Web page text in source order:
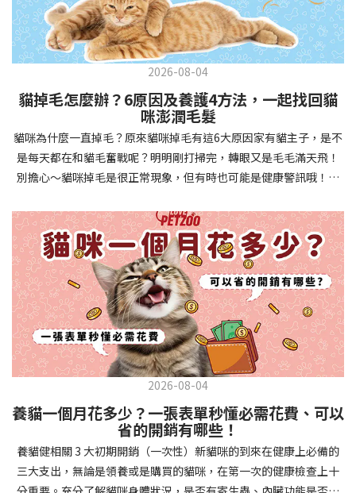
基礎 幼犬訓練的第一步不是教指令，而是建立信任。剛到新家的幼
犬可能感到緊張不安，給予適當空間適應環境很重要。用溫柔的聲
音交談，提供安全舒適的窩，維持規律的餵食和如廁時間，讓幼犬
感到安心。輕輕撫摸、溫柔擁抱，每天安排固定玩耍時間，這些都
任你後，可開始教導基本指令。從簡單的「坐下」開始，再逐步學
習「趴下」、「等待」和「過來」。每次訓練保持在5-10分鐘內，
避免幼犬注意力分散。使用清晰一致的口令和手勢，成功時立即給
予獎勵和讚美。記住，重複是學習的關鍵，每天多次短時間練習效
果最佳。調整日常行為除了基本指令，幼犬還需學習生活禮儀。如
時立即獎勵。另外要處理的常見問題包括咬人、啃咬家具和亂叫。
每當出現不當行為，給予適當替代品（如咬玩具代替咬手），並在
幼犬選擇正確行為時獎勵，這比責罵更有效。社交化訓練 兩個月大
的幼犬正處於社會化黃金期，這階段的經驗將深刻影響未來性格。
安排幼犬接觸不同人類（包括兒童、戴眼鏡的人、使用拐杖的人
等）、各種動物、交通工具和環境聲音。起初保持在安全、受控的
情境中，逐漸增加複雜度。每次正面社交體驗後給予獎勵，建立幼
犬對新事物的積極態度。進階技巧強化 基礎訓練穩固後，可以進入
更複雜的技巧訓練。這包括遠距離控制、不同干擾下的指令遵從、
多步驟動作等。使用延遲獎勵技巧，讓幼犬學會即使沒有立即獎勵
也能保持良好行為。引入不同環境中的訓練，如公園、寵物店等，
幫助幼犬在各種情境下都能聽從指令。維持良好習慣 成功的訓練不
是一次性的，而是需要持續維護。即使幼犬已經掌握所有技能，也
要定期複習，防止行為退化。將訓練融入日常生活，如出門前的
他疾病。 5 步驟判斷貓咪拉肚子原因，要不要看醫生？當貓咪拉肚
子時，不用慌張！透過以下 5 個步驟，就能快速判斷原因，並決定
是否需要帶去獸醫院。📌 貓咪拉肚子判斷步驟1：觀察糞便的狀態：
糞便質地是關鍵！不同形態代表不同的腸胃狀況📌 貓咪拉肚子判斷
步驟2：回想最近的飲食變化：有沒有突然換飼料或罐頭？ 有沒有吃
到新零食或人類食物？ 是否誤食異物？📌 貓咪拉肚子判斷步驟3：
確認環境與生活作息：最近是否搬家、換貓砂、新成員加入？ 天氣
是否有變化？ 飼主是否長時間外出？📌 貓咪拉肚子判斷步驟4：觀
察貓咪的精神與食慾：貓咪精神好嗎？、食慾是否正常？，可先觀
下降，表示身體狀況不佳，應儘快就醫！📌 貓咪拉肚子判斷步驟5：
檢查是否需要帶去看獸醫 如果拉肚子 1~2 次但精神好、食慾正常，
可以先觀察，如果腹瀉超過 48 小時或水狀腹瀉 + 嗜睡、食慾下降、
嘔吐 應立即就醫。 透過這 5 個步驟，你可以快速判斷貓咪拉肚子的
原因與嚴重程度，確保毛孩的腸胃健康！如果不確定情況，還是建
議讓獸醫檢查，才能安心哦！🐾💖4種高風險群貓咪拉肚子要小心高
風險貓咪包含：幼貓、老貓、懷孕貓、有慢性疾病貓，這些貓咪在
身體狀況出現警訊時要特別注意，如拉肚子次數超過2次以上，就建
議直接尋求獸醫協助。2要訣判斷貓咪拉肚子要不要看醫生 高風險貓
的貓咪，如拉肚子超過2-3天，建議直接尋求獸醫師協助。並記得提
供觀察紀錄給予獸醫師進行專業判斷。貓咪拉肚子但精神很好？如
果飼主有發現貓咪拉肚子的情形，但貓咪的精神很好。有可能與飲
食方便相關，回想是否進食新的食物，或是正進行飼料更換的過
2026-08-04
貓掉毛怎麼辦？6原因及養護4方法，一起找回貓
咪澎潤毛髮
貓咪為什麼一直掉毛？原來貓咪掉毛有這6大原因家有貓主子，是不
是每天都在和貓毛奮戰呢？明明剛打掃完，轉眼又是毛毛滿天飛！
別擔心～貓咪掉毛是很正常現象，但有時也可能是健康警訊哦！以
兩全其美！貓咪掉毛原因1. 皮膚問題貓咪皮膚問題是造成掉毛的常
見兇手！皮膚發炎、感染或是長期搔癢，都會讓貓咪的毛髮失去健
康光澤並大量脫落。常見的皮膚問題包括皮膚黴菌、細菌感染、疥
癬蟲等寄生蟲，甚至是皮膚過度乾燥。如果發現貓咪皮膚有紅腫、
結痂、脫屑或異常氣味，同時伴隨掉毛，建議盡快帶牠看獸醫哦！
貓咪掉毛原因2. 過敏誰說只有人類會過敏？貓咪也會！貓咪可能對
環境中的塵蟎、花粉、清潔劑，甚至是食物中的某些成分產生過敏
反應。過敏症狀不只是打噴嚏、流眼淚，還會引起皮膚搔癢和掉毛
問題。特別是食物過敏，更是常被忽略的掉毛元兇！如果貓咪經常
抓癢或舔舐特定部位，同時伴隨掉毛，很可能是過敏在作怪呢！貓
咪掉毛原因3. 營養不足貓咪的毛髮健康與營養息息相關！當貓咪飲
食中缺乏必要的蛋白質、脂肪酸（尤其是Omega-3和Omega-
6）、維生素或礦物質時，毛髮就會變得乾燥、脆弱，容易斷裂脫
落。長期餵食低品質或不均衡的貓糧，可能使貓咪營養不良，進而
2026-08-04
養貓一個月花多少？一張表單秒懂必需花費、可以
省的開銷有哪些！
養貓健相關 3 大初期開銷（一次性）新貓咪的到來在健康上必備的
三大支出，無論是領養或是購買的貓咪，在第一次的健康檢查上十